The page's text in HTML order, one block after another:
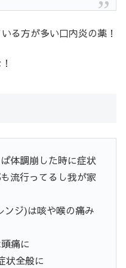
る方が多い口内炎の薬！
体調崩した時に症状
流行ってるし我が家
ジ)は咳や喉の痛み
痛に
状全般に